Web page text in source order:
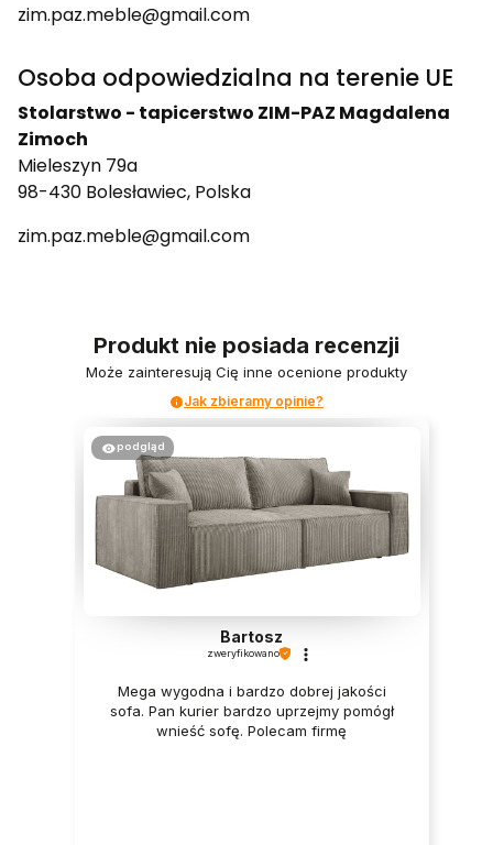
zim.paz.meble@gmail.com
Osoba odpowiedzialna na terenie UE
Stolarstwo - tapicerstwo ZIM-PAZ Magdalena
Zimoch
Mieleszyn 79a
98-430 Bolesławiec, Polska
zim.paz.meble@gmail.com
Produkt nie posiada recenzji
Może zainteresują Cię inne ocenione produkty
Jak zbieramy opinie?
podgląd
Bartosz
zweryfikowano
Mega wygodna i bardzo dobrej jakości
sofa. Pan kurier bardzo uprzejmy pomógł
wnieść sofę. Polecam firmę